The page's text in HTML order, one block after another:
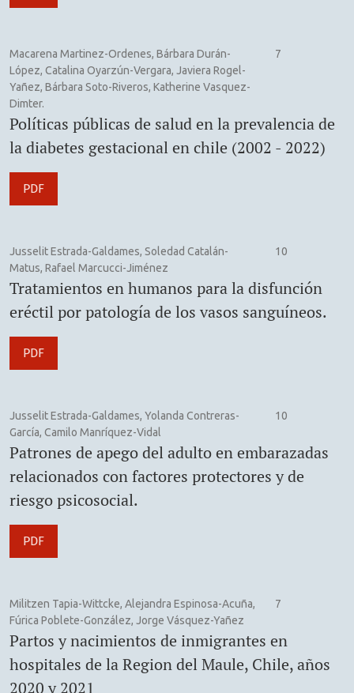
Macarena Martinez-Ordenes, Bárbara Durán-
López, Catalina Oyarzún-Vergara, Javiera Rogel-
Yañez, Bárbara Soto-Riveros, Katherine Vasquez-
Dimter.
7
Políticas públicas de salud en la prevalencia de
la diabetes gestacional en chile (2002 - 2022)
PDF
Jusselit Estrada-Galdames, Soledad Catalán-
Matus, Rafael Marcucci-Jiménez
10
Tratamientos en humanos para la disfunción
eréctil por patología de los vasos sanguíneos.
PDF
Jusselit Estrada-Galdames, Yolanda Contreras-
García, Camilo Manríquez-Vidal
10
Patrones de apego del adulto en embarazadas
relacionados con factores protectores y de
riesgo psicosocial.
PDF
Militzen Tapia-Wittcke, Alejandra Espinosa-Acuña,
Fúrica Poblete-González, Jorge Vásquez-Yañez
7
Partos y nacimientos de inmigrantes en
hospitales de la Region del Maule, Chile, años
2020 y 2021